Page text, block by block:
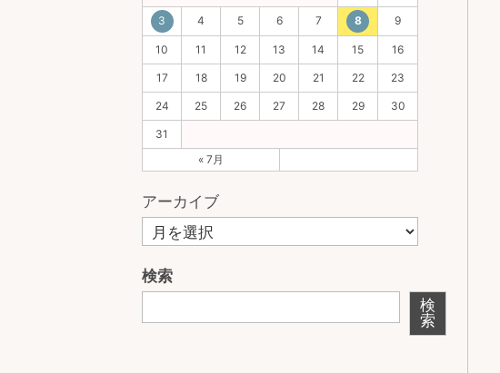
3 4 5 6 7 8 9
10 11 12 13 14 15 16
17 18 19 20 21 22 23
24 25 26 27 28 29 30
31
« 7月
アーカイブ
検索
検
索